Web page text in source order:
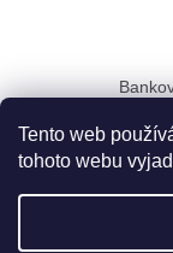
Tento web
tohoto webu
p